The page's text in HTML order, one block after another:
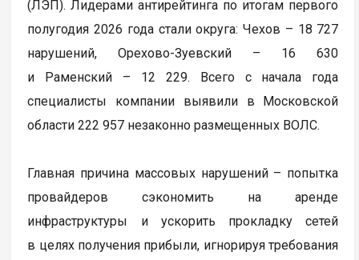
(ЛЭП). Лидерами антирейтинга по итогам первого
полугодия 2026 года стали округа: Чехов – 18 727
нарушений, Орехово-Зуевский – 16 630
и Раменский – 12 229. Всего с начала года
специалисты компании выявили в Московской
области 222 957 незаконно размещенных ВОЛС.
Главная причина массовых нарушений – попытка
провайдеров сэкономить на аренде
инфраструктуры и ускорить прокладку сетей
в целях получения прибыли, игнорируя требования